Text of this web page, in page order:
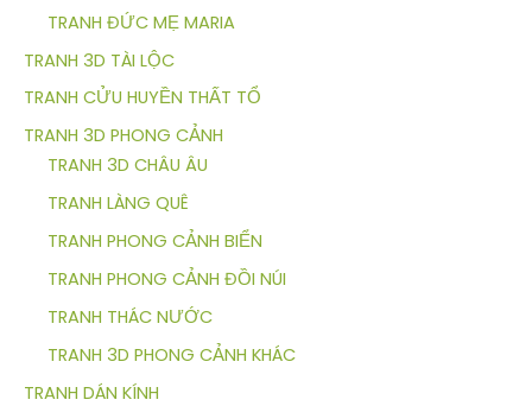
TRANH ĐỨC MẸ MARIA
TRANH 3D TÀI LỘC
TRANH CỬU HUYỀN THẤT TỔ
TRANH 3D PHONG CẢNH
TRANH 3D CHÂU ÂU
TRANH LÀNG QUÊ
TRANH PHONG CẢNH BIỂN
TRANH PHONG CẢNH ĐỒI NÚI
TRANH THÁC NƯỚC
TRANH 3D PHONG CẢNH KHÁC
TRANH DÁN KÍNH